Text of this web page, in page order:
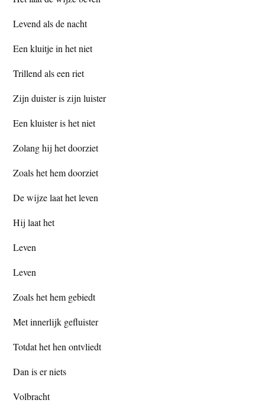
Levend als de nacht
Een kluitje in het niet
Trillend als een riet
Zijn duister is zijn luister
Een kluister is het niet
Zolang hij het doorziet
Zoals het hem doorziet
De wijze laat het leven
Hij laat het
Leven
Leven
Zoals het hem gebiedt
Met innerlijk gefluister
Totdat het hen ontvliedt
Dan is er niets
Volbracht